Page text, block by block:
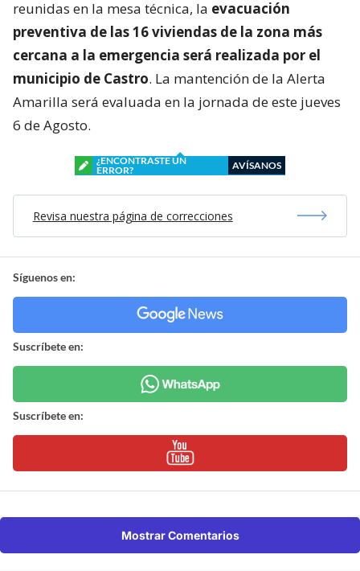
reunidas en la mesa técnica, la evacuación
preventiva de las 16 viviendas de la zona más
cercana a la emergencia será realizada por el
municipio de Castro. La mantención de la Alerta
Amarilla será evaluada en la jornada de este jueves
6 de Agosto.
¿ENCONTRASTE UN
ERROR?
AVÍSANOS
Revisa nuestra página de correcciones
Síguenos en:
Suscríbete en:
Suscríbete en:
Mostrar Comentarios